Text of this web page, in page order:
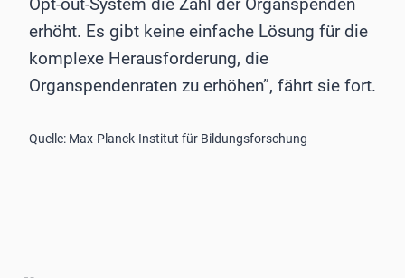
erhöht. Es gibt keine einfache Lösung für die
komplexe Herausforderung, die
Organspendenraten zu erhöhen”, fährt sie fort.
Quelle: Max-Planck-Institut für Bildungsforschung